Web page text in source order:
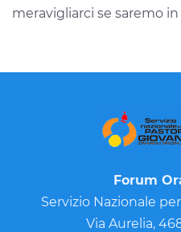
meravigliarci se saremo
Forum
Servizio Nazionale
Via Aurelia,